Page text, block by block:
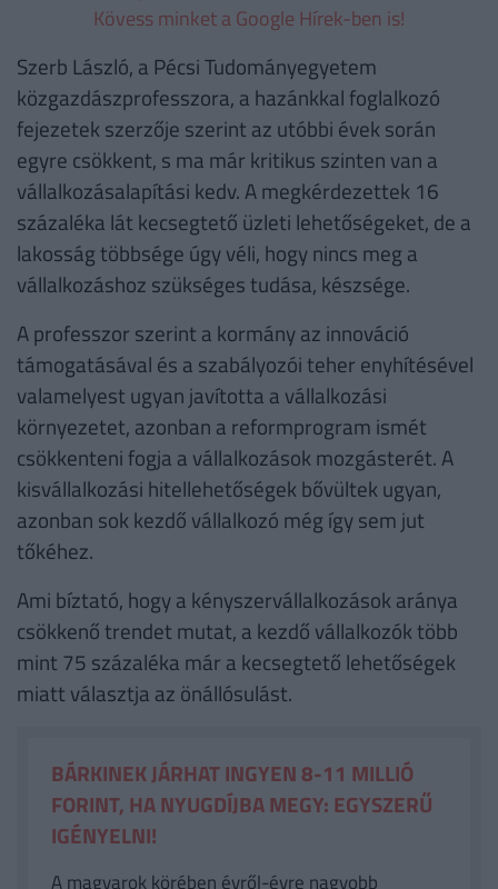
Kövess minket a Google Hírek-ben is!
Szerb László, a Pécsi Tudományegyetem
közgazdászprofesszora, a hazánkkal foglalkozó
fejezetek szerzője szerint az utóbbi évek során
egyre csökkent, s ma már kritikus szinten van a
vállalkozásalapítási kedv. A megkérdezettek 16
százaléka lát kecsegtető üzleti lehetőségeket, de a
lakosság többsége úgy véli, hogy nincs meg a
vállalkozáshoz szükséges tudása, készsége.
A professzor szerint a kormány az innováció
támogatásával és a szabályozói teher enyhítésével
valamelyest ugyan javította a vállalkozási
környezetet, azonban a reformprogram ismét
csökkenteni fogja a vállalkozások mozgásterét. A
kisvállalkozási hitellehetőségek bővültek ugyan,
azonban sok kezdő vállalkozó még így sem jut
tőkéhez.
Ami bíztató, hogy a kényszervállalkozások aránya
csökkenő trendet mutat, a kezdő vállalkozók több
mint 75 százaléka már a kecsegtető lehetőségek
miatt választja az önállósulást.
BÁRKINEK JÁRHAT INGYEN 8-11 MILLIÓ
FORINT, HA NYUGDÍJBA MEGY: EGYSZERŰ
IGÉNYELNI!
A magyarok körében évről-évre nagyobb